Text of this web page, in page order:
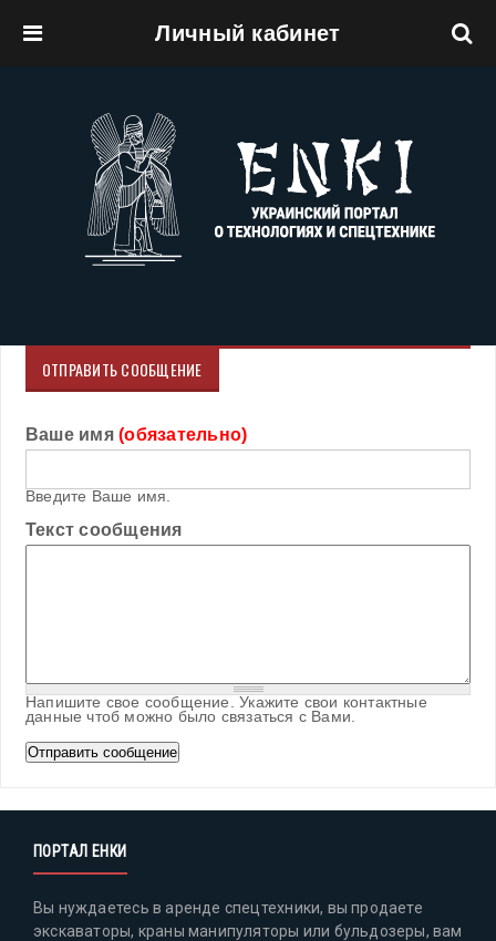
Личный кабинет
ОТПРАВИТЬ СООБЩЕНИЕ
Ваше имя(обязательно)
Введите Ваше имя.
Текст сообщения
Напишите свое сообщение. Укажите свои контактные
данные чтоб можно было связаться с Вами.
ПОРТАЛ ЕНКИ
Вы нуждаетесь в аренде спецтехники, вы продаете
экскаваторы, краны манипуляторы или бульдозеры, вам